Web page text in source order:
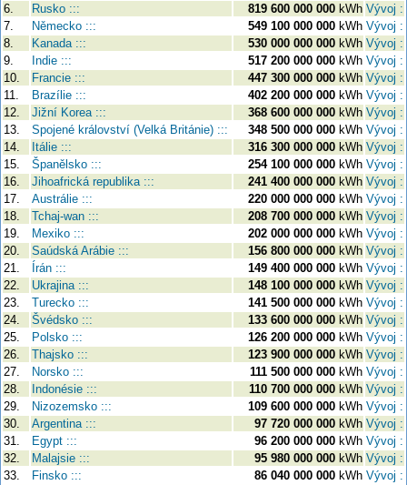
6.
Rusko ::: 819 600 000 000 kWh Vývoj :
7.
Německo ::: 549 100 000 000 kWh Vývoj :
8.
Kanada ::: 530 000 000 000 kWh Vývoj :
9.
Indie ::: 517 200 000 000 kWh Vývoj :
10.
Francie ::: 447 300 000 000 kWh Vývoj :
11.
Brazílie ::: 402 200 000 000 kWh Vývoj :
12.
Jižní Korea ::: 368 600 000 000 kWh Vývoj :
13.
Spojené království (Velká Británie) ::: 348 500 000 000 kWh Vývoj :
14.
Itálie ::: 316 300 000 000 kWh Vývoj :
15.
Španělsko ::: 254 100 000 000 kWh Vývoj :
16.
Jihoafrická republika ::: 241 400 000 000 kWh Vývoj :
17.
Austrálie ::: 220 000 000 000 kWh Vývoj :
18.
Tchaj-wan ::: 208 700 000 000 kWh Vývoj :
19.
Mexiko ::: 202 000 000 000 kWh Vývoj :
20.
Saúdská Arábie ::: 156 800 000 000 kWh Vývoj :
21.
Írán ::: 149 400 000 000 kWh Vývoj :
22.
Ukrajina ::: 148 100 000 000 kWh Vývoj :
23.
Turecko ::: 141 500 000 000 kWh Vývoj :
24.
Švédsko ::: 133 600 000 000 kWh Vývoj :
25.
Polsko ::: 126 200 000 000 kWh Vývoj :
26.
Thajsko ::: 123 900 000 000 kWh Vývoj :
27.
Norsko ::: 111 500 000 000 kWh Vývoj :
28.
Indonésie ::: 110 700 000 000 kWh Vývoj :
29.
Nizozemsko ::: 109 600 000 000 kWh Vývoj :
30.
Argentina ::: 97 720 000 000 kWh Vývoj :
31.
Egypt ::: 96 200 000 000 kWh Vývoj :
32.
Malajsie ::: 95 980 000 000 kWh Vývoj :
33.
Finsko ::: 86 040 000 000 kWh Vývoj :